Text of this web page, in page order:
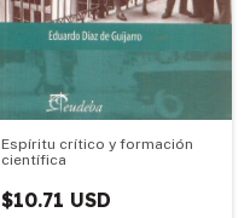
Espíritu crítico y formación
científica
$10.71 USD